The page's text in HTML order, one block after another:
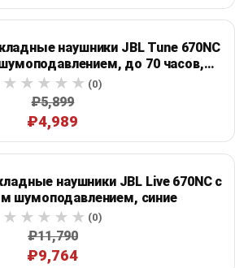
наушники JBL Tune 670NC
до 70 часов,
фиолетовые(0)
₽5,899
₽4,989
наушники JBL Live 670NC с
шумоподавлением, синие
(0)
₽11,790
₽9,764